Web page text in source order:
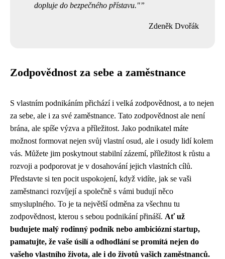
dopluje do bezpečného přístavu."
Zdeněk Dvořák
Zodpovědnost za sebe a zaměstnance
S vlastním podnikáním přichází i velká zodpovědnost, a to nejen
za sebe, ale i za své zaměstnance. Tato zodpovědnost ale není
brána, ale spíše výzva a příležitost. Jako podnikatel máte
možnost formovat nejen svůj vlastní osud, ale i osudy lidí kolem
vás. Můžete jim poskytnout stabilní zázemí, příležitost k růstu a
rozvoji a podporovat je v dosahování jejich vlastních cílů.
Představte si ten pocit uspokojení, když vidíte, jak se vaši
zaměstnanci rozvíjejí a společně s vámi budují něco
smysluplného. To je ta největší odměna za všechnu tu
zodpovědnost, kterou s sebou podnikání přináší. Ať už
budujete malý rodinný podnik nebo ambiciózní startup,
pamatujte, že vaše úsilí a odhodlání se promítá nejen do
vašeho vlastního života, ale i do životů vašich zaměstnanců.